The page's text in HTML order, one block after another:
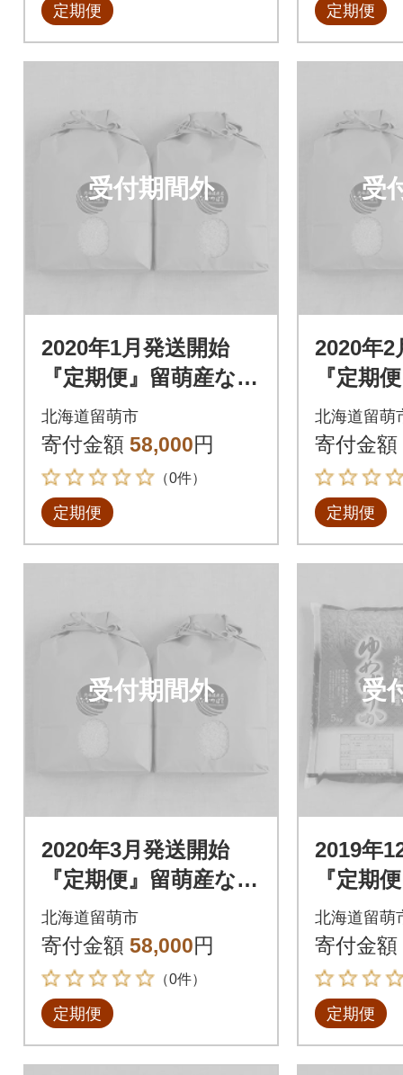
定期便 定期便
受付期間外
2020年1月発送開始
『定期便』留萌産なな
つぼし6kg 全6回
北海道留萌市
寄付金額 58,000円
（0件）
定期便
受
2020年2
『定期
つぼし
北海道留萌
寄付金額
定期便
受付期間外
2020年3月発送開始
『定期便』留萌産なな
つぼし6kg 全6回
北海道留萌市
寄付金額 58,000円
（0件）
定期便
受
2019年
『定期
ぴりか
北海道留萌
寄付金額
定期便